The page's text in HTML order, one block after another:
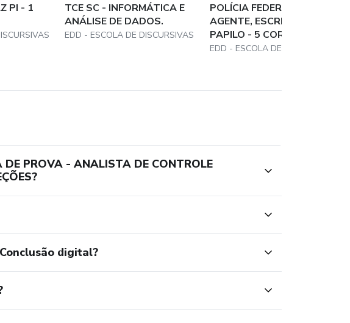
PI - 1
TCE SC - INFORMÁTICA E
ANÁLISE DE DADOS.
EDD - ESCOLA DE DISCURSIVAS
POLÍCIA FEDERAL -
AGENTE, ESCRIVÃO E
PAPILO - 5 CORREÇÕES
EDD - ESCOLA DE DISCURSIVAS
PROVA - ANALISTA DE CONTROLE
digital?